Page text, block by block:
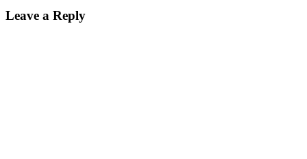
Leave a Reply